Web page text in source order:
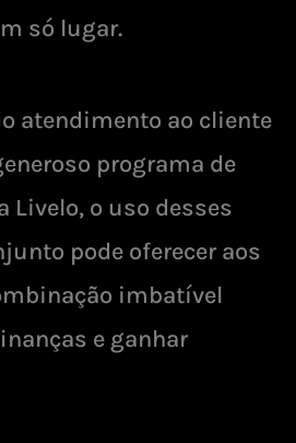
só lugar.
atendimento ao cliente
programa de
Livelo, o uso desses
pode oferecer aos
imbatível
e ganhar